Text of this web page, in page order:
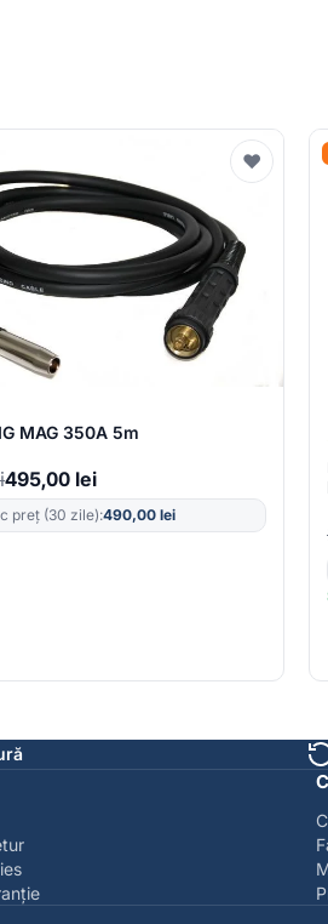
♥
MAG 350A 5m
495,00 lei
preț (30 zile):490,00 lei